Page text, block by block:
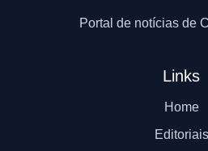
Portal de notícias de
Links
Home
Editoriais